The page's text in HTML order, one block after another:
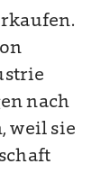
nach
weil sie